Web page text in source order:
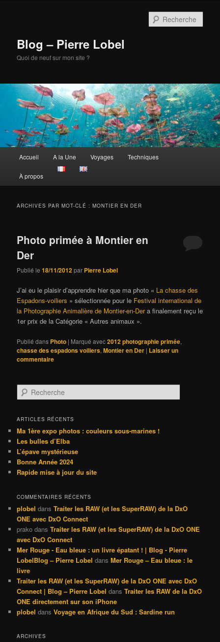
Blog – Pierre Lobel
Quoi de neuf sur mon site ?
principal
Accueil A la Une Voyages Techniques
À propos
ARCHIVES PAR MOT-CLÉ :MONTIER EN DER
Photo primée à Montier en
Der
Publié le18/11/2012par Pierre Lobel
J’ai eu le plaisir d’apprendre hier que ma photo « La chasse des
Espadons-voiliers » sélectionnée pour le Festival international de
la Photographie Animalière de Montier-en-Dera finalement reçu le
1er prix de la Catégorie « Autres animaux ».
Publié dans Photo | Marqué avec2012 photographie primée,
chasse des espadons voiliers,Montier en Der | Laisser un
commentaire
e
h
r
c
h
e
ARTICLES RÉCENTS
Ma 1ère expo photos : couleurs sous-marines !
Les bulles d’Elba
L’épave mystérieuse
Bonne Année 2024
Rapide mise à jour du site
COMMENTAIRES RÉCENTS
plobel dansTraiter les RAW (et les SuperRAW) de la DxO
ONE avec DxO Connect
prako dansTraiter les RAW (et les SuperRAW) de la DxO ONE
avec DxO Connect
Mer Rouge - Eau bleue : un livre épatant ! | Blog - Pierre
LobelBlog – Pierre Lobel dansMer Rouge – Eau bleue : le
livre
Traiter les RAW (et les SuperRAW) de la DxO ONE avec DxO
Connect | Blog – Pierre Lobel dansTraiter les RAW de la DxO
ONE directement sur son iPhone
plobel dansVoyage en Afrique du Sud : Sardine run
ARCHIVES